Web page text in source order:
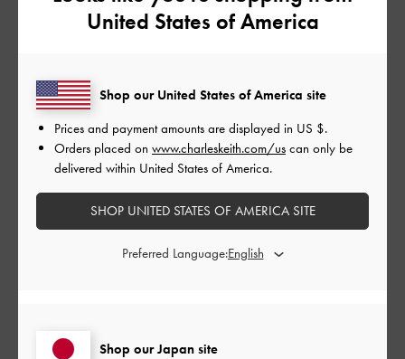
とっても可愛いけれどお財布も入らない
デザイン
とてもよかった
品質
とてもよかった
United States of America
Shop our Japan site
Shop our United States of America site
Prices and payment amounts are displayed in US $.
Orders placed on www.charleskeith.com/us can only be
delivered within United States of America.
SHOP UNITED STATES OF AMERICA SITE
Preferred Language: